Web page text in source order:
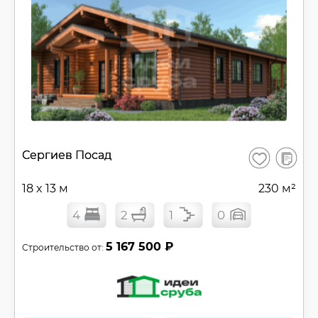
Сергиев Посад Сохранить
В
18 x 13 м 230 м²
4 2 1 0
Строительство от: 5 167 500 ₽